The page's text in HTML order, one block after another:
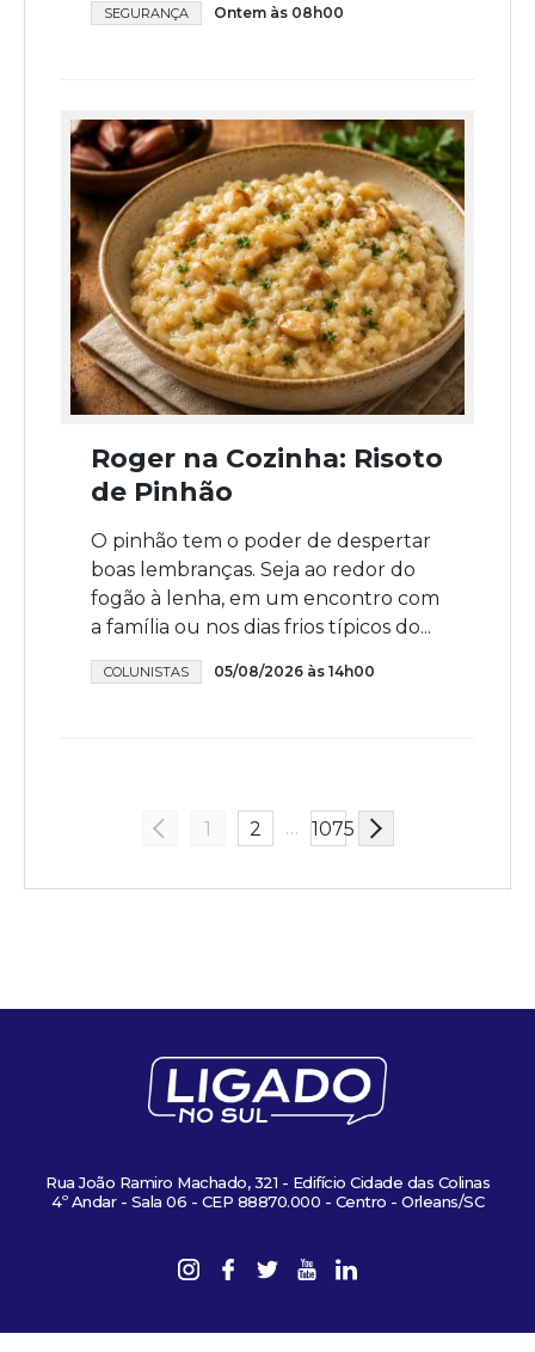
SEGURANÇA Ontem às 08h00
Roger na Cozinha: Risoto
de Pinhão
O pinhão tem o poder de despertar
boas lembranças. Seja ao redor do
fogão à lenha, em um encontro com
a família ou nos dias frios típicos do...
COLUNISTAS 05/08/2026 às 14h00
1 2 … 1075
Rua João Ramiro Machado, 321 - Edifício Cidade das Colinas
4º Andar - Sala 06 - CEP 88870.000 - Centro - Orleans/SC